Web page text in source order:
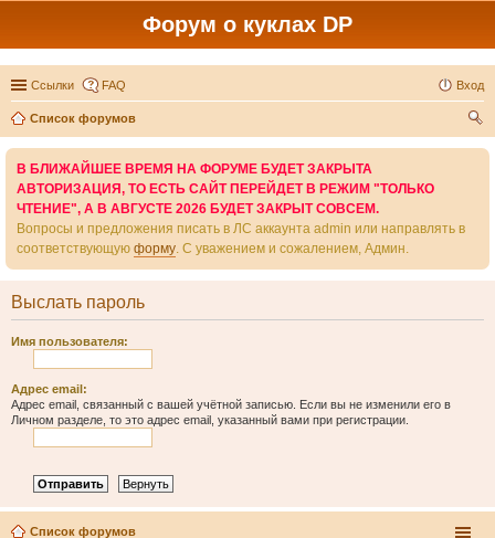
Форум о куклах DP
Ссылки FAQ Вход
Список форумов
В БЛИЖАЙШЕЕ ВРЕМЯ НА ФОРУМЕ БУДЕТ ЗАКРЫТА
АВТОРИЗАЦИЯ, ТО ЕСТЬ САЙТ ПЕРЕЙДЕТ В РЕЖИМ "ТОЛЬКО
ЧТЕНИЕ", А В АВГУСТЕ 2026 БУДЕТ ЗАКРЫТ СОВСЕМ.
Вопросы и предложения писать в ЛС аккаунта admin или направлять в
соответствующую форму. С уважением и сожалением, Админ.
Выслать пароль
Имя пользователя:
Адрес email:
Адрес email, связанный с вашей учётной записью. Если вы не изменили его в
Личном разделе, то это адрес email, указанный вами при регистрации.
Список форумов